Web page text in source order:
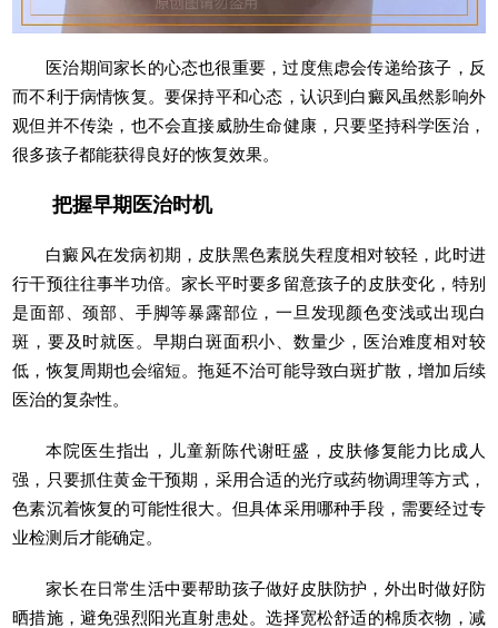
医治期间家长的心态也很重要，过度焦虑会传递给孩子，反
而不利于病情恢复。要保持平和心态，认识到白癜风虽然影响外
观但并不传染，也不会直接威胁生命健康，只要坚持科学医治，
很多孩子都能获得良好的恢复效果。
把握早期医治时机
白癜风在发病初期，皮肤黑色素脱失程度相对较轻，此时进
行干预往往事半功倍。家长平时要多留意孩子的皮肤变化，特别
是面部、颈部、手脚等暴露部位，一旦发现颜色变浅或出现白
斑，要及时就医。早期白斑面积小、数量少，医治难度相对较
低，恢复周期也会缩短。拖延不治可能导致白斑扩散，增加后续
医治的复杂性。
本院医生指出，儿童新陈代谢旺盛，皮肤修复能力比成人
强，只要抓住黄金干预期，采用合适的光疗或药物调理等方式，
色素沉着恢复的可能性很大。但具体采用哪种手段，需要经过专
业检测后才能确定。
家长在日常生活中要帮助孩子做好皮肤防护，外出时做好防
晒措施，避免强烈阳光直射患处。选择宽松舒适的棉质衣物，减